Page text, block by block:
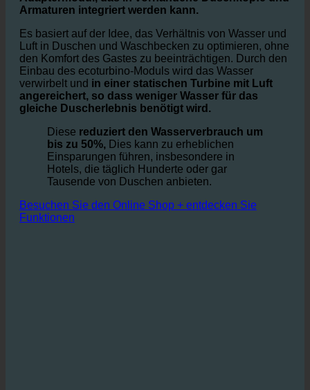
ecoturbino® ist ein einfaches, aber sehr
Adaptermodul, das in vorhandene Duschköpfe und
Armaturen integriert werden kann.
Es basiert auf der Idee, das Verhältnis von Wasser und
Luft in Duschen und Waschbecken zu optimieren, ohne
den Komfort des Gastes zu beeinträchtigen. Durch den
Einbau des ecoturbino-Moduls wird das Wasser
verwirbelt undin einer statischen Turbine mit Luft
angereichert, so dass weniger Wasser für das
gleiche Duscherlebnis benötigt wird.
Diesereduziert den Wasserverbrauch um
bis zu 50%,Dies kann zu erheblichen
Einsparungen führen, insbesondere in
Hotels, die täglich Hunderte oder gar
Tausende von Duschen anbieten.